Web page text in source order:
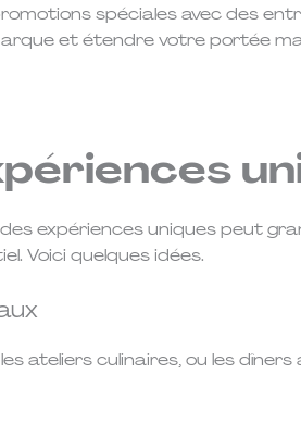
spéciales avec des
et étendre votre portée
expériences uniques peut
Voici quelques idées.
ateliers culinaires, ou les